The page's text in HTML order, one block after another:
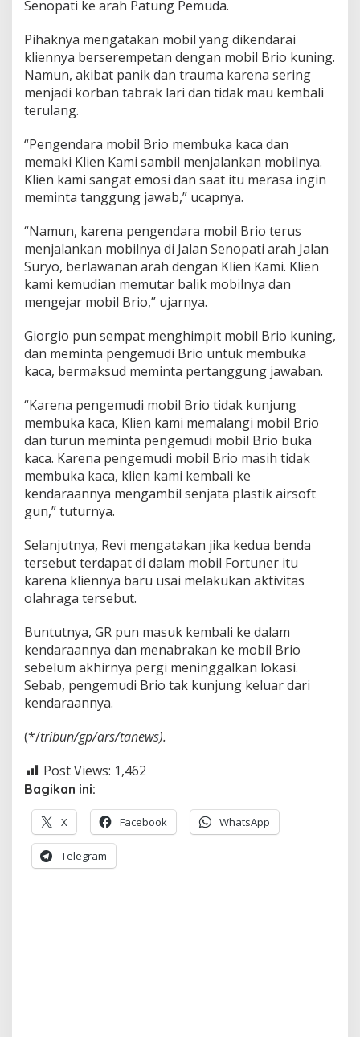
Senopati ke arah Patung Pemuda.
Pihaknya mengatakan mobil yang dikendarai
kliennya berserempetan dengan mobil Brio kuning.
Namun, akibat panik dan trauma karena sering
menjadi korban tabrak lari dan tidak mau kembali
terulang.
“Pengendara mobil Brio membuka kaca dan
memaki Klien Kami sambil menjalankan mobilnya.
Klien kami sangat emosi dan saat itu merasa ingin
meminta tanggung jawab,” ucapnya.
“Namun, karena pengendara mobil Brio terus
menjalankan mobilnya di Jalan Senopati arah Jalan
Suryo, berlawanan arah dengan Klien Kami. Klien
kami kemudian memutar balik mobilnya dan
mengejar mobil Brio,” ujarnya.
Giorgio pun sempat menghimpit mobil Brio kuning,
dan meminta pengemudi Brio untuk membuka
kaca, bermaksud meminta pertanggung jawaban.
“Karena pengemudi mobil Brio tidak kunjung
membuka kaca, Klien kami memalangi mobil Brio
dan turun meminta pengemudi mobil Brio buka
kaca. Karena pengemudi mobil Brio masih tidak
membuka kaca, klien kami kembali ke
kendaraannya mengambil senjata plastik airsoft
gun,” tuturnya.
Selanjutnya, Revi mengatakan jika kedua benda
tersebut terdapat di dalam mobil Fortuner itu
karena kliennya baru usai melakukan aktivitas
olahraga tersebut.
Buntutnya, GR pun masuk kembali ke dalam
kendaraannya dan menabrakan ke mobil Brio
sebelum akhirnya pergi meninggalkan lokasi.
Sebab, pengemudi Brio tak kunjung keluar dari
kendaraannya.
(*/tribun/gp/ars/tanews).
Post Views: 1,462
Bagikan ini:
X Facebook WhatsApp
Telegram